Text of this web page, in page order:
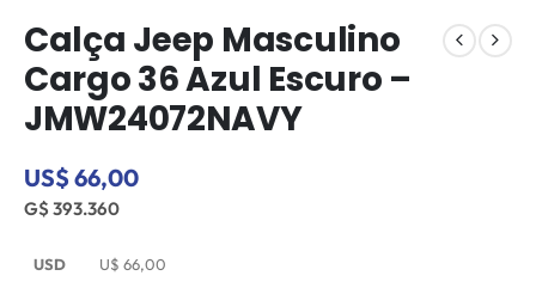
Calça Jeep Masculino
Cargo 36 Azul Escuro –
JMW24072NAVY
US$ 66,00
G$ 393.360
USD U$ 66,00